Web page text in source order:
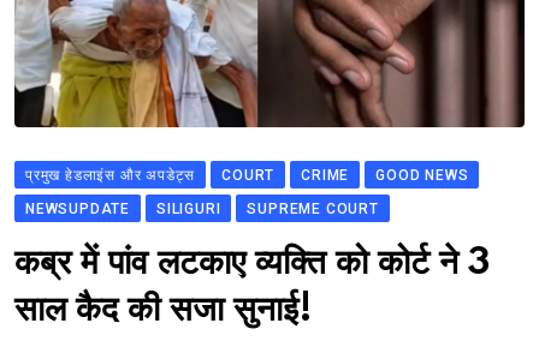
प्रमुख हेडलाइंस और अपडेट्स COURT CRIME
GOOD NEWS
NEWSUPDATE
SILIGURI SUPREME COURT
कब्र में पांव लटकाए व्यक्ति को कोर्ट ने 3
साल कैद की सजा सुनाई!